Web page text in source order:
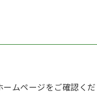
ムページをご確認くだ